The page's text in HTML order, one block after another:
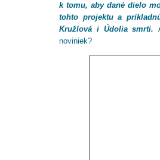
k tomu, aby dané dielo
tohto projektu a
Kružlová i Údolia smrti.
noviniek?